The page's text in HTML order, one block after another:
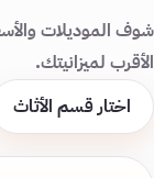
شوف الموديلات
الأقرب لميزانيتك.
اختار قسم الأثاث